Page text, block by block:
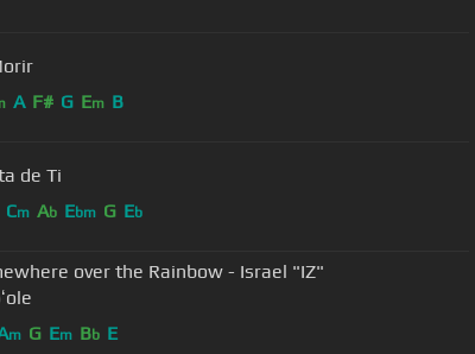
A F# G Em B
de Ti
Cm Ab Ebm G Eb
over the Rainbow - Israel "IZ"
m G Em Bb E